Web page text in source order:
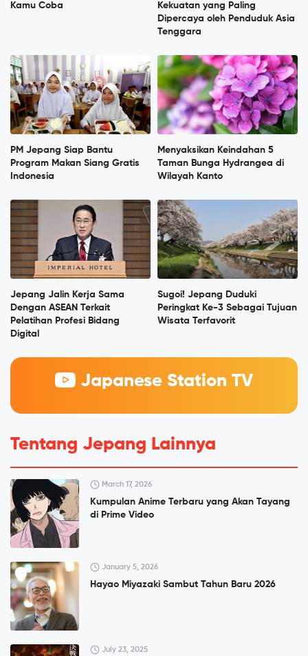
Kamu Coba
Kekuatan yang Paling
Dipercaya oleh Penduduk Asia
Tenggara
PM Jepang Siap Bantu
Program Makan Siang Gratis
Indonesia
Menyaksikan Keindahan 5
Taman Bunga Hydrangea di
Wilayah Kanto
Jepang Jalin Kerja Sama
Dengan ASEAN Terkait
Pelatihan Profesi Bidang
Digital
Sugoi! Jepang Duduki
Peringkat Ke-3 Sebagai Tujuan
Wisata Terfavorit
Japanese Station TV
Tentang Jepang Lainnya
March 17, 2026
Kumpulan Anime Terbaru yang Akan Tayang
di Prime Video
January 5, 2026
Hayao Miyazaki Sambut Tahun Baru 2026
July 23, 2025